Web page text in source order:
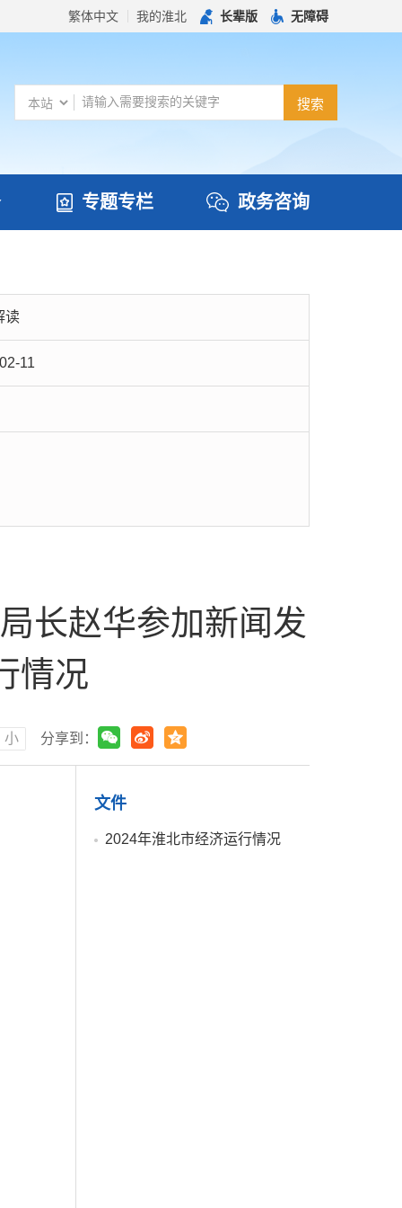
繁体中文 我的淮北 长辈版 无障碍
专题专栏 政务咨询
读
11
长赵华参加新闻发
情况
小 分享到：
文件
2024年淮北市经济运行情况